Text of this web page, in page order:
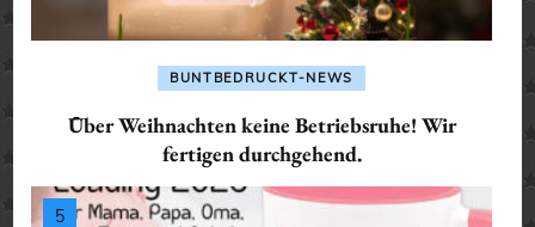
BUNTBEDRUCKT-NEWS
Über Weihnachten keine Betriebsruhe! Wir
fertigen durchgehend.